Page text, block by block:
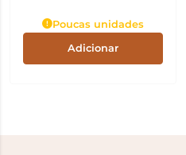
Poucas unidades
Adicionar